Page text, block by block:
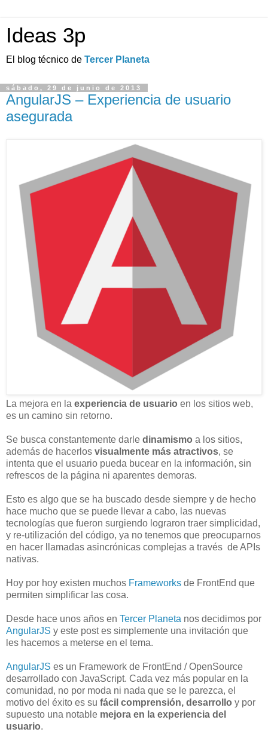
Ideas 3p
El blog técnico de Tercer Planeta
sábado, 29 de junio de 2013
AngularJS – Experiencia de usuario
asegurada
La mejora en la experiencia de usuario en los sitios web,
es un camino sin retorno.
Se busca constantemente darle dinamismo a los sitios,
además de hacerlos visualmente más atractivos, se
intenta que el usuario pueda bucear en la información, sin
refrescos de la página ni aparentes demoras.
Esto es algo que se ha buscado desde siempre y de hecho
hace mucho que se puede llevar a cabo, las nuevas
tecnologías que fueron surgiendo lograron traer simplicidad,
y re-utilización del código, ya no tenemos que preocuparnos
en hacer llamadas asincrónicas complejas a través de APIs
nativas.
Hoy por hoy existen muchos Frameworks de FrontEnd que
permiten simplificar las cosa.
Desde hace unos años en Tercer Planeta nos decidimos por
AngularJS y este post es simplemente una invitación que
les hacemos a meterse en el tema.
AngularJS es un Framework de FrontEnd / OpenSource
desarrollado con JavaScript. Cada vez más popular en la
comunidad, no por moda ni nada que se le parezca, el
motivo del éxito es su fácil comprensión, desarrollo y por
supuesto una notable mejora en la experiencia del
usuario.